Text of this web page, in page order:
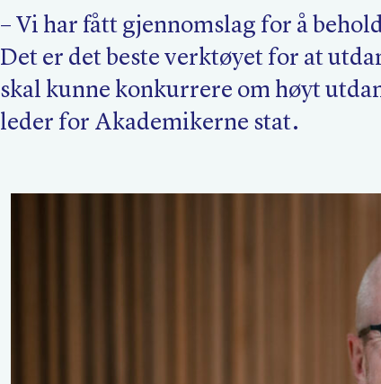
– Vi har fått gjennomslag for å
Det er det beste verktøyet for at
skal kunne konkurrere om høyt
leder for Akademikerne stat.